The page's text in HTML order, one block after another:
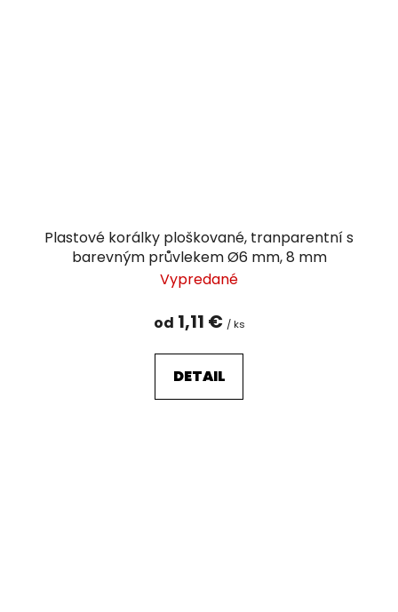
Plastové korálky ploškované, tranparentní s
barevným průvlekem Ø6 mm, 8 mm
Vypredané
od 1,11 € / ks
DETAIL